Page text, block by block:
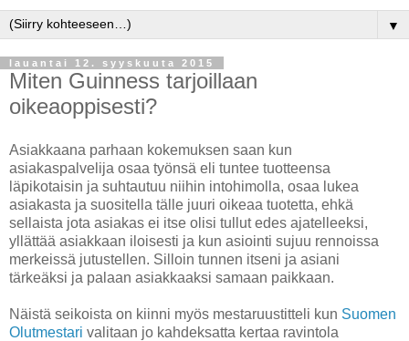
▼
lauantai 12. syyskuuta 2015
Miten Guinness tarjoillaan
oikeaoppisesti?
Asiakkaana parhaan kokemuksen saan kun
asiakaspalvelija osaa työnsä eli tuntee tuotteensa
läpikotaisin ja suhtautuu niihin intohimolla, osaa lukea
asiakasta ja suositella tälle juuri oikeaa tuotetta, ehkä
sellaista jota asiakas ei itse olisi tullut edes ajatelleeksi,
yllättää asiakkaan iloisesti ja kun asiointi sujuu rennoissa
merkeissä jutustellen. Silloin tunnen itseni ja asiani
tärkeäksi ja palaan asiakkaaksi samaan paikkaan.
Näistä seikoista on kiinni myös mestaruustitteli kun Suomen
Olutmestari valitaan jo kahdeksatta kertaa ravintola